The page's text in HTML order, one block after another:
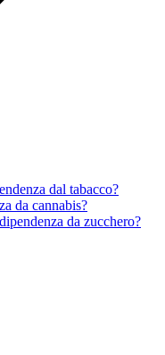
dal tabacco?
da cannabis?
da zucchero?